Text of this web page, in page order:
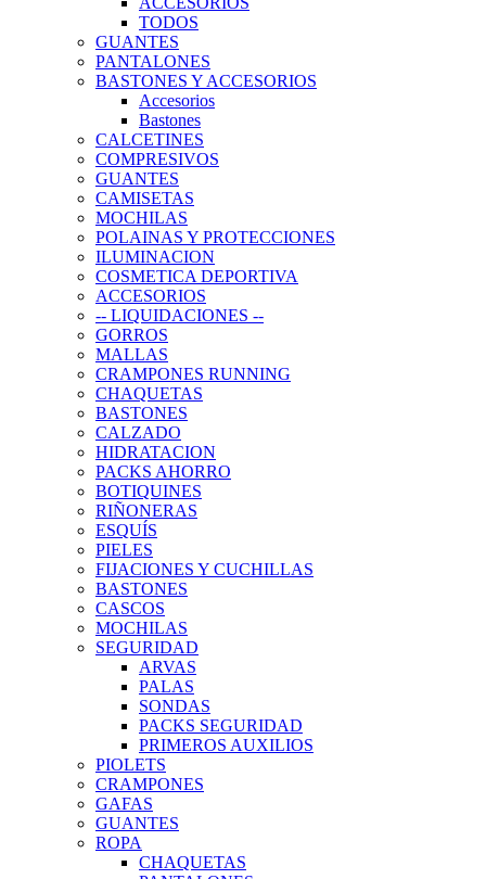
TODOS
GUANTES
PANTALONES
BASTONES Y ACCESORIOS
Accesorios
Bastones
CALCETINES
COMPRESIVOS
GUANTES
CAMISETAS
MOCHILAS
POLAINAS Y PROTECCIONES
ILUMINACION
COSMETICA DEPORTIVA
ACCESORIOS
-- LIQUIDACIONES --
GORROS
MALLAS
CRAMPONES RUNNING
CHAQUETAS
BASTONES
CALZADO
HIDRATACION
PACKS AHORRO
BOTIQUINES
RIÑONERAS
ESQUÍS
PIELES
FIJACIONES Y CUCHILLAS
BASTONES
CASCOS
MOCHILAS
SEGURIDAD
ARVAS
PALAS
SONDAS
PACKS SEGURIDAD
PRIMEROS AUXILIOS
PIOLETS
CRAMPONES
GAFAS
GUANTES
ROPA
CHAQUETAS